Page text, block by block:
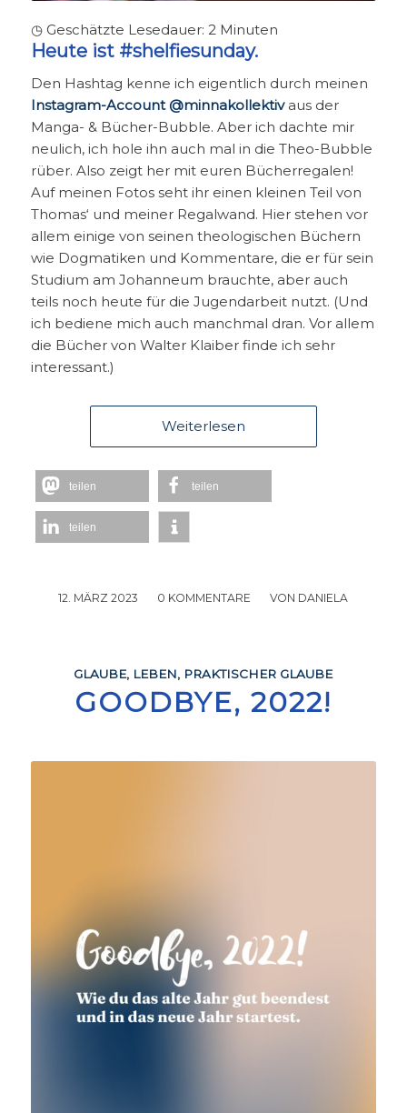
◷ Geschätzte Lesedauer: 2 Minuten
Heute ist #shelfiesunday.
Den Hashtag kenne ich eigentlich durch meinen
Instagram-Account @minnakollektivaus der
Manga- & Bücher-Bubble. Aber ich dachte mir
neulich, ich hole ihn auch mal in die Theo-Bubble
rüber. Also zeigt her mit euren Bücherregalen!
Auf meinen Fotos seht ihr einen kleinen Teil von
Thomas‘ und meiner Regalwand. Hier stehen vor
allem einige von seinen theologischen Büchern
wie Dogmatiken und Kommentare, die er für sein
Studium am Johanneum brauchte, aber auch
teils noch heute für die Jugendarbeit nutzt. (Und
ich bediene mich auch manchmal dran. Vor allem
die Bücher von Walter Klaiber finde ich sehr
interessant.)
Weiterlesen
teilen teilen
teilen
12. MÄRZ 2023
/ 0 KOMMENTARE
/ VON DANIELA
GLAUBE, LEBEN, PRAKTISCHER GLAUBE
GOODBYE, 2022!